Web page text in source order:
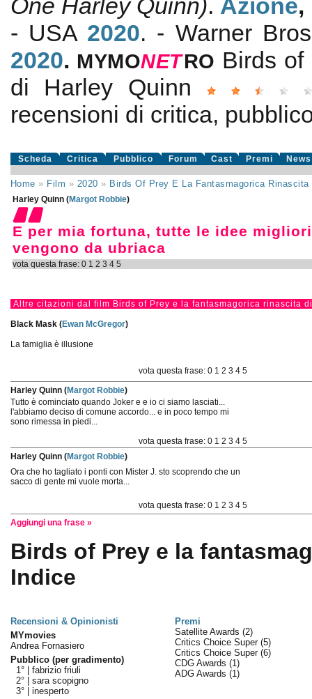
One Harley Quinn). Azione,
- USA 2020. - Warner
2020. MYMONETRO Birds of
di Harley Quinn
recensioni di critica,
Scheda Critica Pubblico Forum Cast Premi News
Home » Film » 2020 » Birds Of Prey E La Fantasmagorica Rinascita
Harley Quinn (Margot Robbie)
E per mia fortuna, tutte le idee
vengono da ubriaca
vota questa frase: 0 1 2 3 4 5
Altre citazioni dal film Birds of Prey e la fantasmagorica rinascita
Black Mask (Ewan McGregor)
La famiglia è illusione
vota questa frase: 0 1 2 3 4 5
Harley Quinn (Margot Robbie)
Tutto è cominciato quando Joker e e io ci siamo lasciati...
l'abbiamo deciso di comune accordo... e in poco tempo mi
sono rimessa in piedi...
vota questa frase: 0 1 2 3 4 5
Harley Quinn (Margot Robbie)
Ora che ho tagliato i ponti con Mister J. sto scoprendo che un
sacco di gente mi vuole morta...
vota questa frase: 0 1 2 3 4 5
Aggiungi una frase »
Birds of Prey e la
Indice
Recensioni & Opinionisti
Premi
MYmovies
Andrea Fornasiero
Pubblico (per gradimento)
1° | fabrizio friuli
2° | sara scopigno
3° | inesperto
Satellite Awards (2)
Critics Choice Super (5)
Critics Choice Super (6)
CDG Awards (1)
ADG Awards (1)